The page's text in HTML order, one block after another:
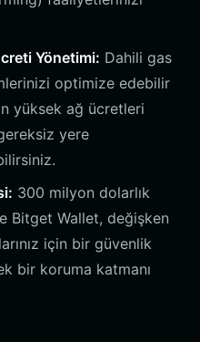
Yönetimi: Dahili gas
optimize edebilir
yüksek ağ ücretleri
yere
300 milyon dolarlık
Bitget Wallet, değişken
için bir güvenlik
bir koruma katmanı